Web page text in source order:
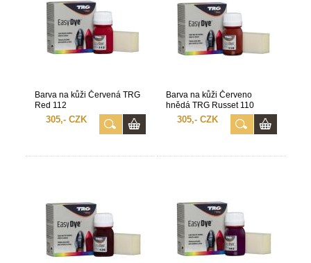
Barva na kůži Červená TRG
Red 112
305,- CZK
Barva na kůži Červeno
hnědá TRG Russet 110
305,- CZK